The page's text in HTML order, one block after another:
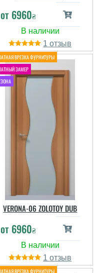
от 6960₴
1
VERONA-06 ZOLOTOY DUB
от 6960₴
1